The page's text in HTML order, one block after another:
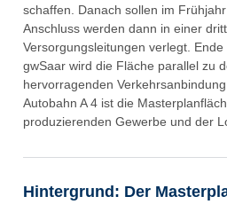
schaffen. Danach sollen im
Anschluss werden dann in einer
Versorgungsleitungen verlegt.
gwSaar wird die Fläche parallel zu
hervorragenden
Autobahn A 4 ist die
produzierenden Gewerbe und der
Hintergrund: Der